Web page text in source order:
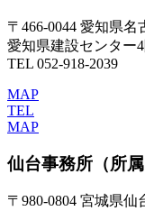
〒466-0044 愛知県
愛知県建設センター
TEL 052-918-2039
MAP
TEL
MAP
仙台事務所 （所
〒980-0804 宮城県仙